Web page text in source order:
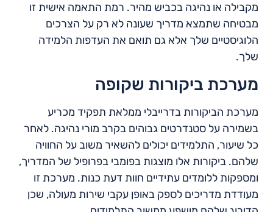
מקבילה או נהיגה בכביש מהיר. רמת התאמה אישית זו
מבטיחה שתמצא מדריך שעונה לא רק על הצרכים
הלוגיסטיים שלך אלא גם תואם את העדפות הלמידה
שלך.
מערכת ביקורות שקופה
מערכת הביקורות בדרייבלי ממלאת תפקיד מכריע
בשמירה על סטנדרטים גבוהים בקרב מורי נהיגה. לאחר
כל שיעור, התלמידים יכולים להשאיר משוב על החוויה
שלהם. ביקורות אלו מוצגות בפומבי בפרופיל של המדריך,
ומספקות ללומדים עתידיים חוות דעת כנות. מערכת זו
מעודדת מדריכים לספק באופן עקבי שירות מעולה, שכן